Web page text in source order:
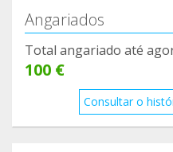
Angariados
Total angariado até
100 €
Consultar o